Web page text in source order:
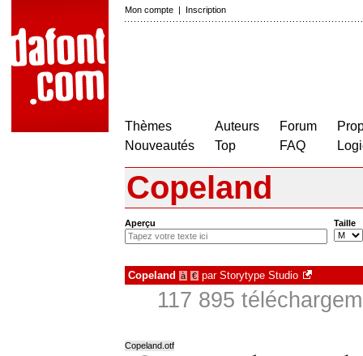
Mon compte | Inscription
Thèmes
Nouveautés
Auteurs
Top
Forum
FAQ
Copeland
Aperçu Taille
Copeland à € par Storytype Studio
117 895
Copeland.otf